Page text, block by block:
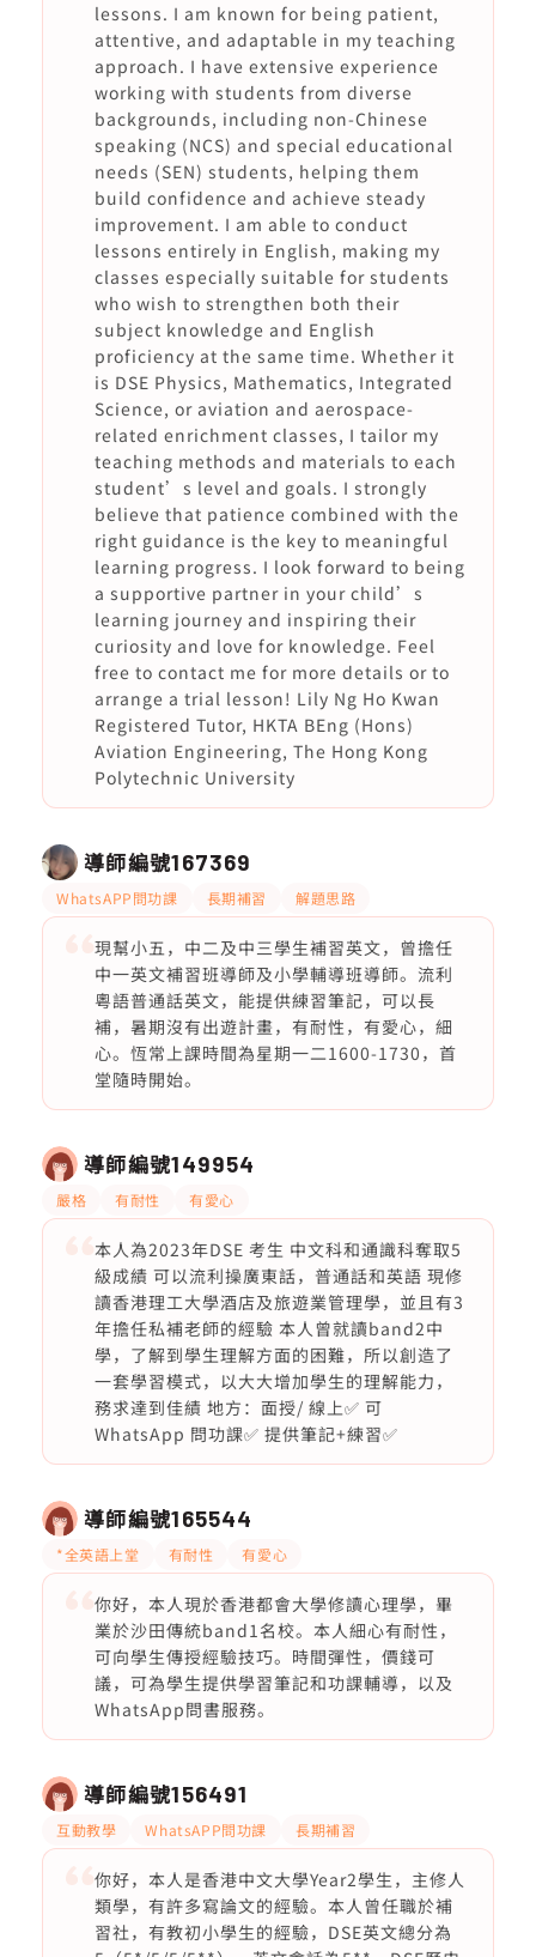
lessons. I am known for being patient,
attentive, and adaptable in my teaching
approach. I have extensive experience
working with students from diverse
backgrounds, including non-Chinese
speaking (NCS) and special educational
needs (SEN) students, helping them
build confidence and achieve steady
improvement. I am able to conduct
lessons entirely in English, making my
classes especially suitable for students
who wish to strengthen both their
subject knowledge and English
proficiency at the same time. Whether it
is DSE Physics, Mathematics, Integrated
Science, or aviation and aerospace-
related enrichment classes, I tailor my
teaching methods and materials to each
student’s level and goals. I strongly
believe that patience combined with the
right guidance is the key to meaningful
learning progress. I look forward to being
a supportive partner in your child’s
learning journey and inspiring their
curiosity and love for knowledge. Feel
free to contact me for more details or to
arrange a trial lesson! Lily Ng Ho Kwan
Registered Tutor, HKTA BEng (Hons)
Aviation Engineering, The Hong Kong
Polytechnic University
導師編號167369
WhatsAPP問功課 長期補習 解題思路
現幫小五，中二及中三學生補習英文，曾擔任
中一英文補習班導師及小學輔導班導師。流利
粵語普通話英文，能提供練習筆記，可以長
補，暑期沒有出遊計畫，有耐性，有愛心，細
心。恆常上課時間為星期一二1600-1730，首
堂隨時開始。
導師編號149954
嚴格 有耐性 有愛心
本人為2023年DSE 考生 中文科和通識科奪取5
級成績 可以流利操廣東話，普通話和英語 現修
讀香港理工大學酒店及旅遊業管理學，並且有3
年擔任私補老師的經驗 本人曾就讀band2中
學，了解到學生理解方面的困難，所以創造了
一套學習模式，以大大增加學生的理解能力，
務求達到佳績 地方：面授/ 線上✅ 可
WhatsApp 問功課✅ 提供筆記+練習✅
導師編號165544
*全英語上堂 有耐性 有愛心
你好，本人現於香港都會大學修讀心理學，畢
業於沙田傳統band1名校。本人細心有耐性，
可向學生傳授經驗技巧。時間彈性，價錢可
議，可為學生提供學習筆記和功課輔導，以及
WhatsApp問書服務。
導師編號156491
互動教學 WhatsAPP問功課 長期補習
你好，本人是香港中文大學Year2學生，主修人
類學，有許多寫論文的經驗。本人曾任職於補
習社，有教初小學生的經驗，DSE英文總分為